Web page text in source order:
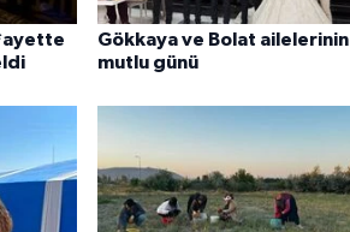
Gökkaya ve Bolat ailelerinin
mutlu günü